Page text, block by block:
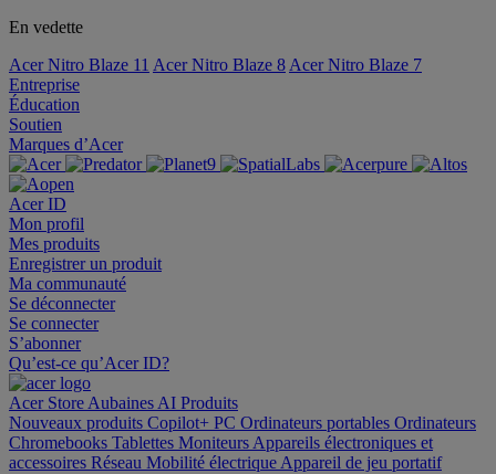
En vedette
Acer Nitro Blaze 11 Acer Nitro Blaze 8 Acer Nitro Blaze 7
Entreprise
Éducation
Soutien
Marques d’Acer
Acer ID
Mon profil
Mes produits
Enregistrer un produit
Ma communauté
Se déconnecter
Se connecter
S’abonner
Qu’est-ce qu’Acer ID?
Acer Store Aubaines AI Produits
Nouveaux produits Copilot+ PC Ordinateurs portables Ordinateurs
Chromebooks Tablettes Moniteurs Appareils électroniques et
accessoires Réseau Mobilité électrique Appareil de jeu portatif